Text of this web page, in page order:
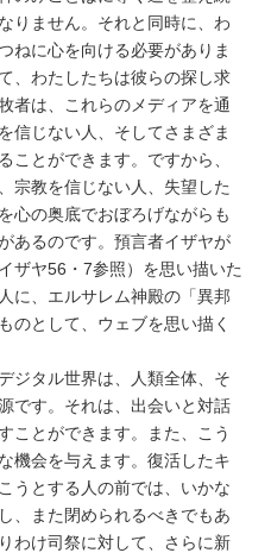
りません。それと同時に、わ
ねに心を向ける必要がありま
、わたしたちは彼らの探し求
者は、これらのメディアを通
信じない人、そしてさまざま
ことができます。ですから、
宗教を信じない人、失望した
心の奥底でおぼろげながらも
あるのです。預言者イザヤが
ザヤ56・7参照）を思い描いた
に、エルサレム神殿の「異邦
のとして、ウェブを思い描く
ジタル世界は、人類全体、そ
です。それは、出会いと対話
ことができます。また、こう
機会を与えます。復活したキ
うとする人の前では、いかな
、また閉められるべきでもあ
わけ司祭に対して、さらに新